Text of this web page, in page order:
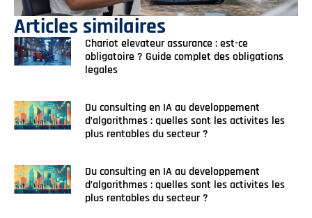
Articles similaires
Chariot elevateur assurance : est-ce
obligatoire ? Guide complet des obligations
legales
Du consulting en IA au developpement
d’algorithmes : quelles sont les activites les
plus rentables du secteur ?
Du consulting en IA au developpement
d’algorithmes : quelles sont les activites les
plus rentables du secteur ?